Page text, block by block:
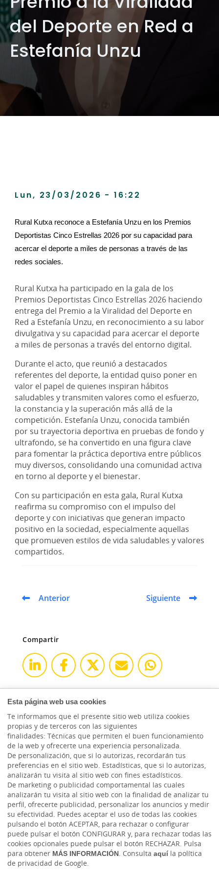
Esta página web usa cookies
Te informamos que el presente sitio web utiliza cookies
propias y de terceros con las siguientes
finalidades: Técnicas que permiten el buen funcionamiento
de la web y ofrecerte una experiencia personalizada.
De personalización, que si lo autorizas, recordarán tus
preferencias en el sitio web. Estadísticas, que si lo autorizas,
analizarán tu visita al sitio web con fines estadísticos.
De marketing o publicidad comportamental las cuales
analizarán tu visita al sitio web con la finalidad de analizar tu
perfil, ofrecerte publicidad, personalizar los anuncios y medir
su efectividad. Puedes aceptar el uso de todas las cookies
pulsando el botón ACEPTAR, para rechazar o configurar
puede pulsar el botón CONFIGURAR y, para rechazar todas las
cookies opcionales puede pulsar el botón RECHAZAR. Pulsa
para obtener MÁS INFORMACIÓN. Consulta aquí la política
de privacidad de Google.
del Deporte en Red a
Estefanía Unzu
Lun, 23/03/2026 - 16:22
Rural Kutxa reconoce a Estefanía Unzu en los Premios
Deportistas Cinco Estrellas 2026 por su capacidad para
acercar el deporte a miles de personas a través de las
redes sociales.
Rural Kutxa ha participado en la gala de los
Premios Deportistas Cinco Estrellas 2026 haciendo
entrega del Premio a la Viralidad del Deporte en
Red a Estefanía Unzu, en reconocimiento a su labor
divulgativa y su capacidad para acercar el deporte
a miles de personas a través del entorno digital.
Durante el acto, que reunió a destacados
referentes del deporte, la entidad quiso poner en
valor el papel de quienes inspiran hábitos
saludables y transmiten valores como el esfuerzo,
la constancia y la superación más allá de la
competición. Estefanía Unzu, conocida también
por su trayectoria deportiva en pruebas de fondo y
ultrafondo, se ha convertido en una figura clave
para fomentar la práctica deportiva entre públicos
muy diversos, consolidando una comunidad activa
en torno al deporte y el bienestar.
Con su participación en esta gala, Rural Kutxa
reafirma su compromiso con el impulso del
deporte y con iniciativas que generan impacto
positivo en la sociedad, especialmente aquellas
que promueven estilos de vida saludables y valores
compartidos.
Anterior Siguiente
Compartir
HACER AQUÍ,
CRECER AQUÍ.